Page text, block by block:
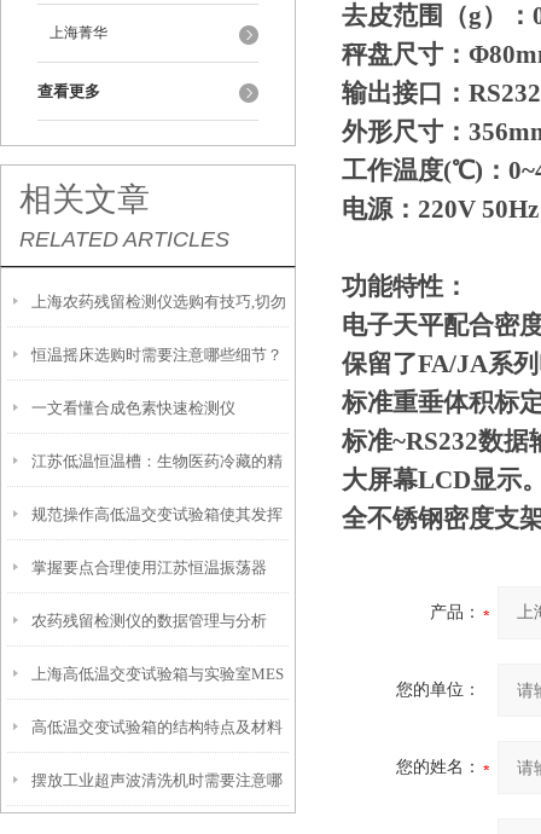
上海菁华
查看更多
相关文章
RELATED ARTICLES
上海农药残留检测仪选购有技巧,切勿
盲目
恒温摇床选购时需要注意哪些细节？
一文看懂合成色素快速检测仪
江苏低温恒温槽：生物医药冷藏的精
准控温设备
规范操作高低温交变试验箱使其发挥
实效
掌握要点合理使用江苏恒温振荡器
农药残留检测仪的数据管理与分析
上海高低温交变试验箱与实验室MES
系统对接的实施要点
高低温交变试验箱的结构特点及材料
选择有哪些考虑因素？
摆放工业超声波清洗机时需要注意哪
去皮范围（g）：
秤盘尺寸：
输出接口：
外形尺寸：
工作温度(℃)：
电源：220V 50Hz
功能特性：
电子天平配合密
保留了FA/JA系
标准重垂体积标
标准~RS232数据
大屏幕LCD显示
全不锈钢密度支
产品：
您的单位：
您的姓名：